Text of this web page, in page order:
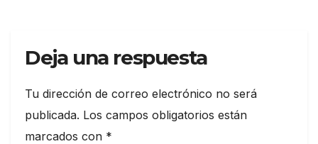
Deja una respuesta
Tu dirección de correo electrónico no será
publicada. Los campos obligatorios están
marcados con *